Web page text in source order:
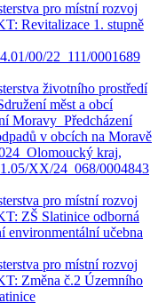
pro místní rozvoj
Revitalizace 1. stupně
00/22_111/0001689
životního prostředí
měst a obcí
Moravy_Předcházení
v obcích na Moravě
kraj,
XX/24_068/0004843
pro místní rozvoj
ZŠ Slatinice odborná
environmentální učebna
pro místní rozvoj
Změna č.2 Územního